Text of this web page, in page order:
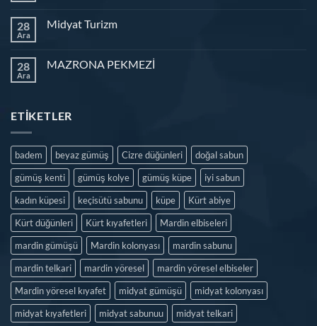
28
Ara
Midyat Turizm
28
Ara
MAZRONA PEKMEZİ
ETIKETLER
badem beyaz gümüş Cizre düğünleri
doğal sabun
gümüş kenti
gümüş kolye gümüş küpe
iyi sabun
kadın küpesi
keçisütü sabunu küpe
Kürt abiye
Kürt düğünleri
Kürt kıyafetleri
Mardin elbiseleri
mardin gümüşü
Mardin kolonyası
mardin sabunu
mardin telkari
mardin yöresel
mardin yöresel elbiseler
Mardin yöresel kıyafet
midyat gümüşü
midyat kolonyası
midyat kıyafetleri
midyat sabunuu
midyat telkari